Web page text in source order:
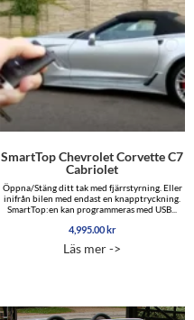
SmartTop Chevrolet Corvette C7
Cabriolet
Öppna/Stäng ditt tak med fjärrstyrning. Eller
inifrån bilen med endast en knapptryckning.
SmartTop:en kan programmeras med USB...
4,995.00 kr
Läs mer ->